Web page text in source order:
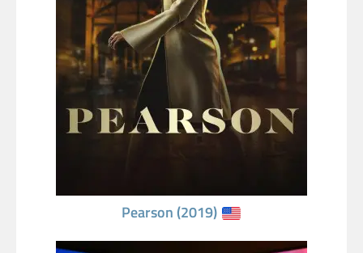
Pearson (2019)